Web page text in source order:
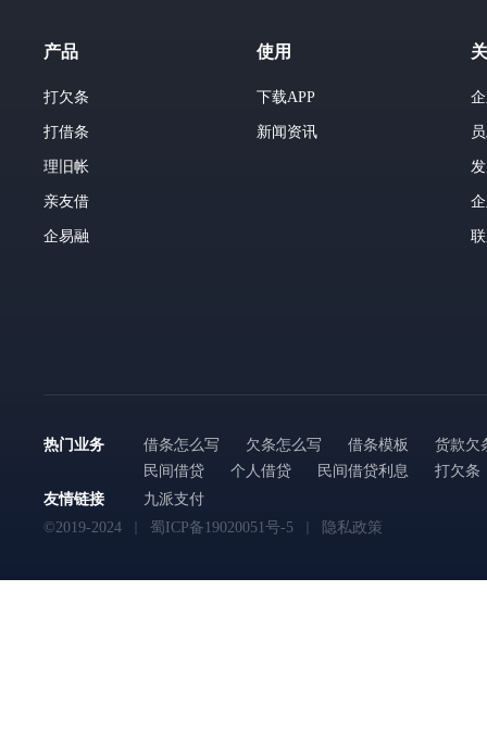
产品
打欠条
打借条
理旧帐
亲友借
企易融
使用
下载APP
新闻资讯
热门业务 借条怎么写 欠条怎么写 借条模板
货款欠
民间借贷
个人借贷 民间借贷利息
打欠条
友情链接
九派支付
©2019-2024
蜀ICP备19020051号-5 隐私政策